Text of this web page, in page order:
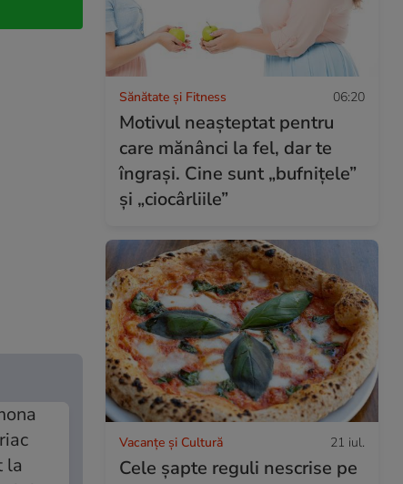
Sănătate și Fitness 06:20
Motivul neașteptat pentru
care mănânci la fel, dar te
îngrași. Cine sunt „bufnițele”
și „ciocârliile”
Vacanțe și Cultură 21 iul.
Cele șapte reguli nescrise pe